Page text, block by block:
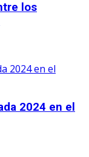
los
2024 en el